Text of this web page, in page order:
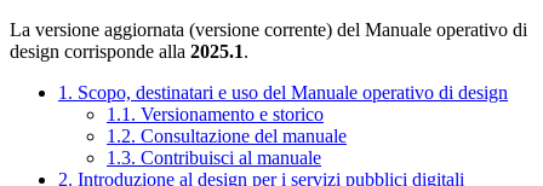
La versione aggiornata (versione corrente) del Manuale operativo di
design corrisponde alla 2025.1.
1. Scopo, destinatari e uso del Manuale operativo di design
1.1. Versionamento e storico
1.2. Consultazione del manuale
1.3. Contribuisci al manuale
2. Introduzione al design per i servizi pubblici digitali